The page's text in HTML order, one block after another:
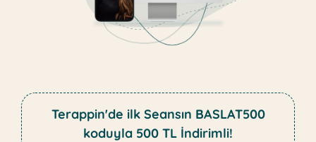
Terappin'de ilk Seansın BASLAT500
koduyla 500 TL İndirimli!